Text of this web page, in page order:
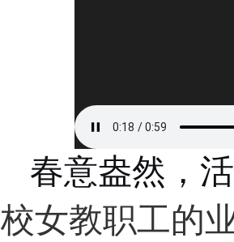
春意盎然，
校女教职工的